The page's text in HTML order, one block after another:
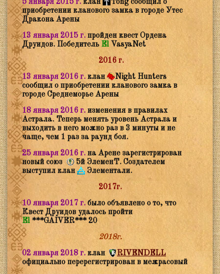
5 января 2015 г. клан
Tong сообщил о
приобретении кланового замка в городе Утес
Дракона Арены
13 января 2015 г. пройден квест Ордена
Друидов. Победитель El VasyaNet
2016 г.
13 января 2016 г. клан
Night Hunters
сообщил о приобретении кланового замка в
городе Среднеморье Арены
18 января 2016 г. изменения в правилах
Астрала. Теперь менять уровень Астрала и
выходить в него можно раз в 3 минуты и не
чаще, чем 1 раз за раунд боя.
25 января 2016 г. на Арене зарегистрирован
новый союз
5й ЭлеменТ. Создателем
выступил клан
Элементали.
2017г.
10 января 2017 г. было объявлено о то, что
Квест Друидов удалось пройти
El ***GAIVER***20
2018г.
02 января 2018 г. клан
RIVENDELL
официально перерегистрирован в межрасовый